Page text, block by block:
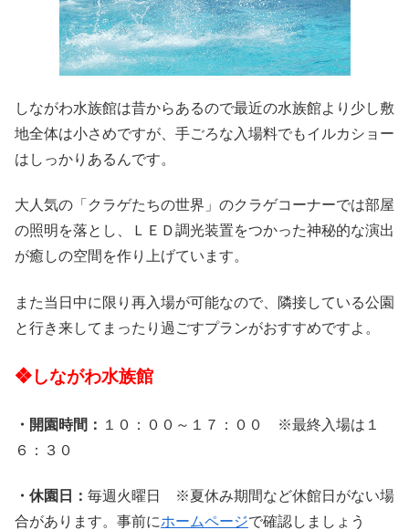
しながわ水族館は昔からあるので最近の水族館より少し敷
地全体は小さめですが、手ごろな入場料でもイルカショー
はしっかりあるんです。
大人気の「クラゲたちの世界」のクラゲコーナーでは部屋
の照明を落とし、ＬＥＤ調光装置をつかった神秘的な演出
が癒しの空間を作り上げています。
また当日中に限り再入場が可能なので、隣接している公園
と行き来してまったり過ごすプランがおすすめですよ。
❖しながわ水族館
・開園時間： １０：００～１７：００ ※最終入場は１
６：３０
・休園日： 毎週火曜日 ※夏休み期間など休館日がない場
合があります。事前にホームページで確認しましょう